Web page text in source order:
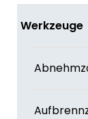
Werkzeuge